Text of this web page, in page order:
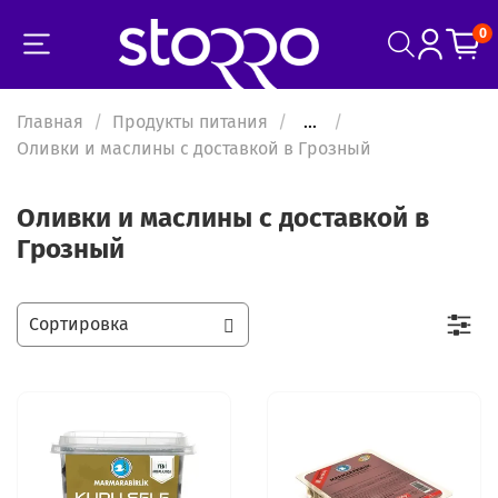
0
Главная Продукты питания
...
Оливки и маслины с доставкой в Грозный
Оливки и маслины с доставкой в
Грозный